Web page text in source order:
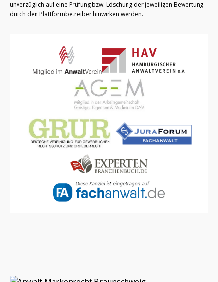
unverzüglich auf eine Prüfung bzw. Löschung der jeweiligen Bewertung
durch den Plattformbetreiber hinwirken werden.